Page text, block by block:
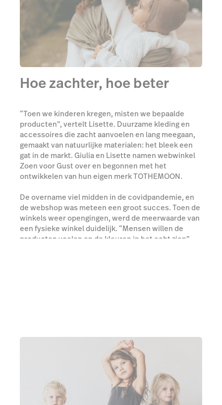
Hoe zachter, hoe beter
“Toen we kinderen kregen, misten we bepaalde
producten”, vertelt Lisette. Duurzame kleding en
accessoires die zacht aanvoelen en lang meegaan,
gemaakt van natuurlijke materialen: het bleek een
gat in de markt. Giulia en Lisette namen webwinkel
Zoen voor Gust over en begonnen met het
ontwikkelen van hun eigen merk TOTHEMOON.
De overname viel midden in de covidpandemie, en
de webshop was meteen een groot succes. Toen de
winkels weer opengingen, werd de meerwaarde van
een fysieke winkel duidelijk. “Mensen willen de
producten voelen en de kleuren in het echt zien”,